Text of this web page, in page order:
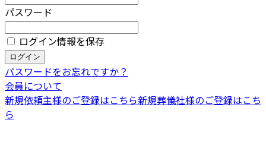
パスワード
ログイン情報を保存
パスワードをお忘れですか？
会員について
新規依頼主様のご登録はこちら新規葬儀社様のご登録はこち
ら